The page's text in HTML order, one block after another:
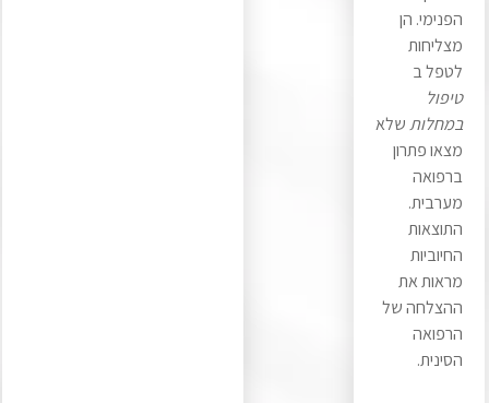
הפנימי. הן
מצליחות
לטפל ב
טיפול
במחלותשלא
מצאו פתרון
ברפואה
מערבית.
התוצאות
החיוביות
מראות את
ההצלחה של
הרפואה
הסינית.